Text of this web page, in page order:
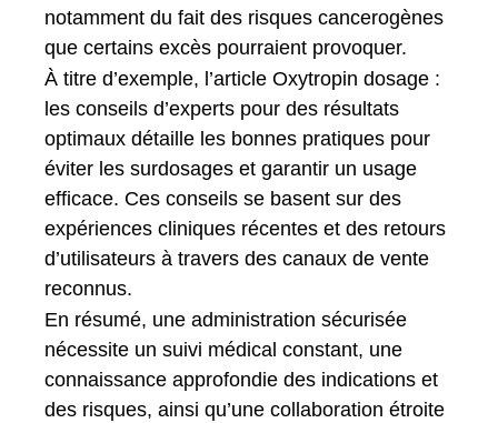
notamment du fait des risques cancerogènes
que certains excès pourraient provoquer.
À titre d’exemple, l’article Oxytropin dosage :
les conseils d’experts pour des résultats
optimaux détaille les bonnes pratiques pour
éviter les surdosages et garantir un usage
efficace. Ces conseils se basent sur des
expériences cliniques récentes et des retours
d’utilisateurs à travers des canaux de vente
reconnus.
En résumé, une administration sécurisée
nécessite un suivi médical constant, une
connaissance approfondie des indications et
des risques, ainsi qu’une collaboration étroite